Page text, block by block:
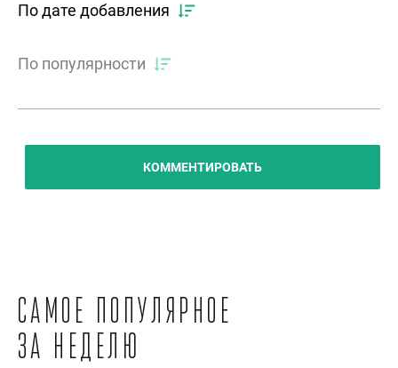
По дате добавления
По популярности
КОММЕНТИРОВАТЬ
Самое популярное
за неделю